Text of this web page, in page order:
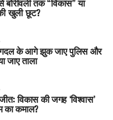
खुली छूट?
के आगे झुक जाए पुलिस और
जाए ताला
विकास की जगह ‘विश्वास’
का कमाल?